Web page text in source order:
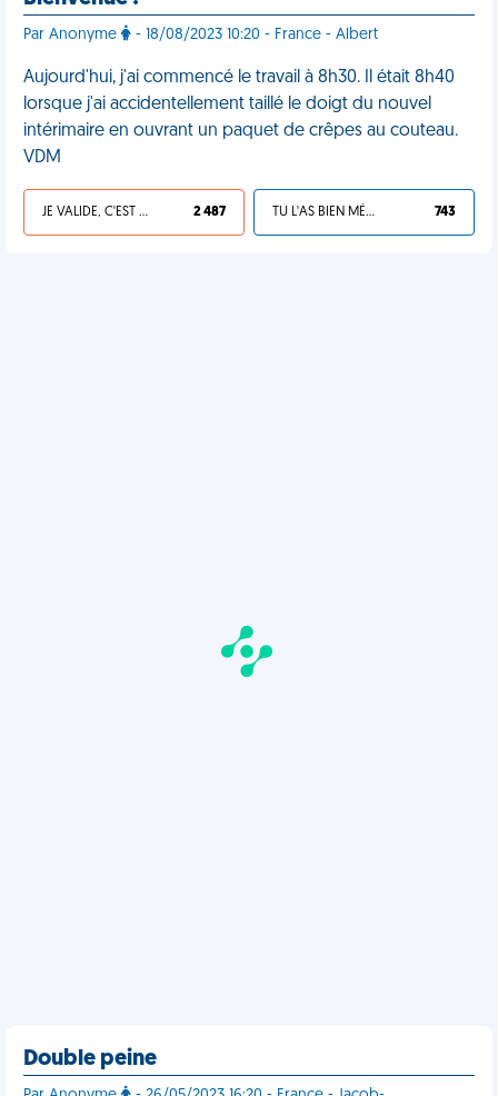
Par Anonyme - 18/08/2023 10:20 - France - Albert
Aujourd'hui, j'ai commencé le travail à 8h30. Il était 8h40
lorsque j'ai accidentellement taillé le doigt du nouvel
intérimaire en ouvrant un paquet de crêpes au couteau.
VDM
JE VALIDE, C'EST UNE VDM 2 487 TU L'AS BIEN MÉRITÉ 743
Double peine